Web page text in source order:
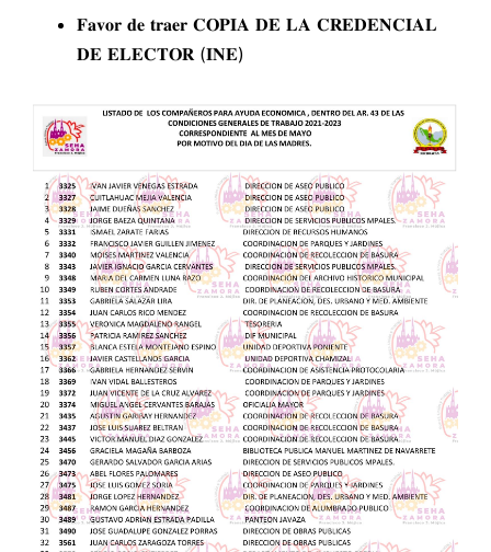
𝐅𝐚𝐯𝐨𝐫 𝐝𝐞 𝐭𝐫𝐚𝐞𝐫 𝐂𝐎𝐏𝐈𝐀 𝐃𝐄 𝐋𝐀 𝐂𝐑𝐄𝐃𝐄𝐍𝐂𝐈𝐀𝐋
𝐃𝐄 𝐄𝐋𝐄𝐂𝐓𝐎𝐑 (𝐈𝐍𝐄)